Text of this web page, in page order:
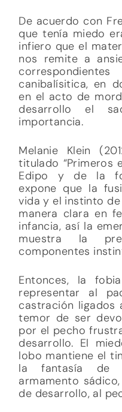
De acuerdo con
que tenía miedo
infiero que el
nos remite a
canibalísitica, en
en el acto de
desarrollo el
importancia.
Melanie Klein
titulado “Primeros
Edipo y de la
expone que la
vida y el instinto
manera clara en
infancia, así la
muestra la
componentes
Entonces, la
representar al
castración ligados
temor de ser
por el pecho
desarrollo. El
lobo mantiene el
la fantasía de
armamento
de desarrollo, al